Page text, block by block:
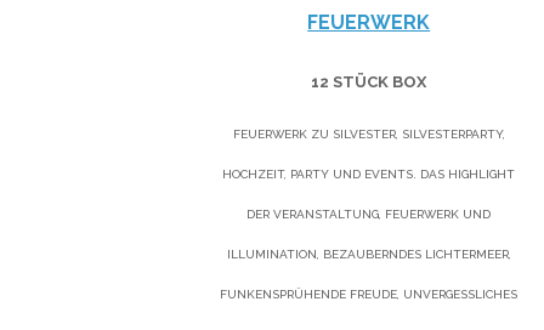
FEUERWERK
12 STÜCK BOX
FEUERWERK ZU SILVESTER, SILVESTERPARTY,
HOCHZEIT, PARTY UND EVENTS. DAS HIGHLIGHT
DER VERANSTALTUNG, FEUERWERK UND
ILLUMINATION, BEZAUBERNDES LICHTERMEER,
FUNKENSPRÜHENDE FREUDE, UNVERGESSLICHES